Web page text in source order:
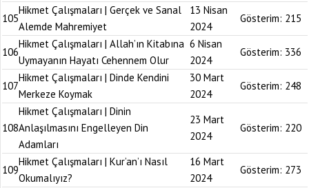
105
Hikmet Çalışmaları | Gerçek ve Sanal
Alemde Mahremiyet
13 Nisan
2024
Gösterim: 215
106
Hikmet Çalışmaları | Allah’ın Kitabına
Uymayanın Hayatı Cehennem Olur
6 Nisan
2024
Gösterim: 336
107
Hikmet Çalışmaları | Dinde Kendini
Merkeze Koymak
30 Mart
2024
Gösterim: 248
108
Hikmet Çalışmaları | Dinin
Anlaşılmasını Engelleyen Din
Adamları
23 Mart
2024
Gösterim: 220
109
Hikmet Çalışmaları | Kur’an’ı Nasıl
Okumalıyız?
16 Mart
2024
Gösterim: 273